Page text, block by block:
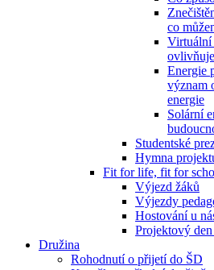
co
Virtuální
Energie
význam
energie
Solární
Studentské
Hymna
Fit for life, fit for
Výjezd žáků
Výjezdy
Hostování u
Projektový
Družina
Rohodnutí o přijetí do ŠD